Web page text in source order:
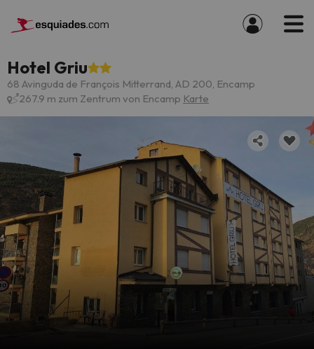
Hotel Griu
68 Avinguda de François Mitterrand, AD 200, Encamp
267.9 m zum Zentrum von Encamp Karte